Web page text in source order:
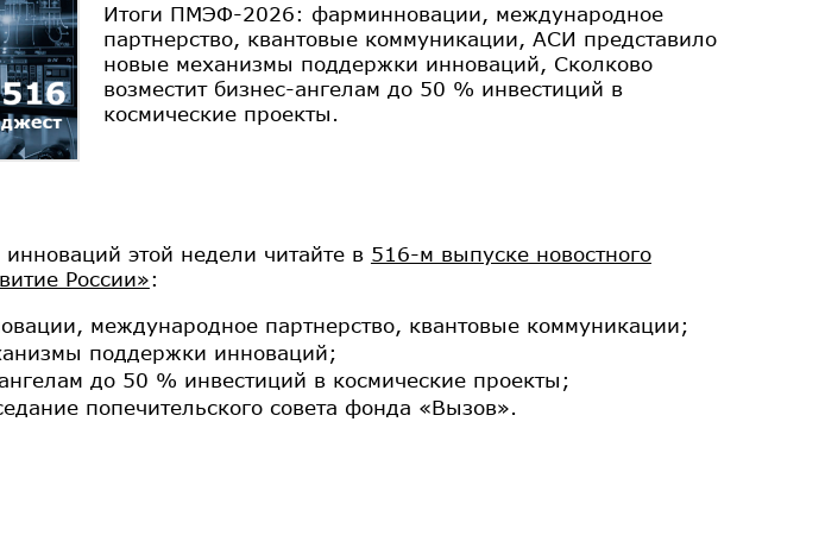
Итоги ПМЭФ-2026: фарминновации, международное
партнерство, квантовые коммуникации, АСИ представило
новые механизмы поддержки инноваций, Сколково
возместит бизнес-ангелам до 50 % инвестиций в
космические проекты.
этой недели читайте в 516-м выпуске новостного
России»:
международное партнерство, квантовые коммуникации;
поддержки инноваций;
до 50 % инвестиций в космические проекты;
попечительского совета фонда «Вызов».